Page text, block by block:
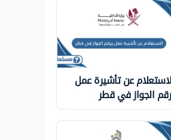
عن تأشيرة عمل
الجواز في قطر